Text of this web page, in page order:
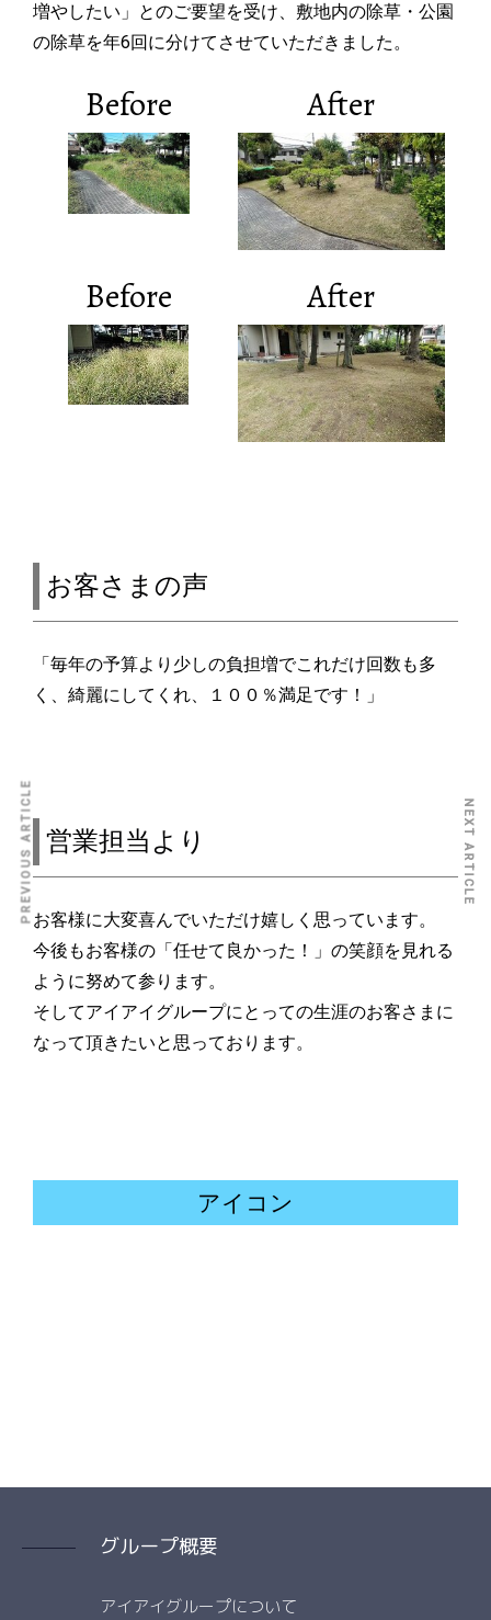
増やしたい」とのご要望を受け、敷地内の除草・公園
の除草を年6回に分けてさせていただきました。
Before After
Before After
お客さまの声
「毎年の予算より少しの負担増でこれだけ回数も多
く、綺麗にしてくれ、１００％満足です！」
営業担当より
お客様に大変喜んでいただけ嬉しく思っています。
今後もお客様の「任せて良かった！」の笑顔を見れる
ように努めて参ります。
そしてアイアイグループにとっての生涯のお客さまに
なって頂きたいと思っております。
アイコン
PREVIOUS ARTICLE NEXT ARTICLE
グループ概要
アイアイグループについて